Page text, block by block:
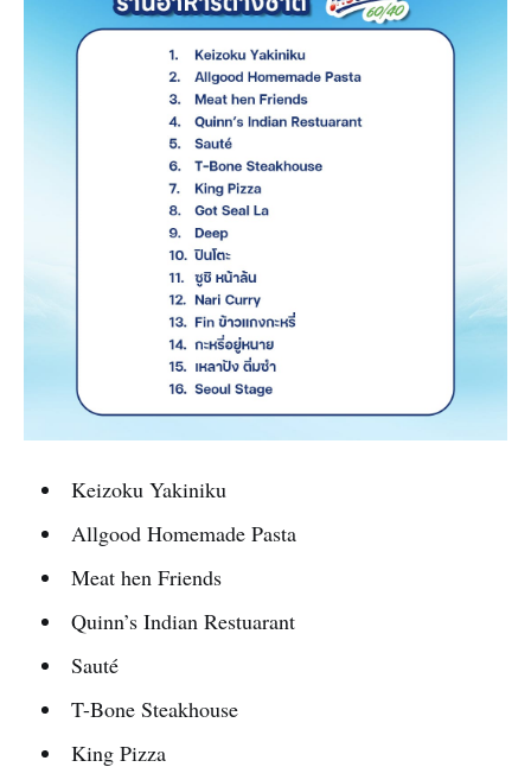
Keizoku Yakiniku
Allgood Homemade Pasta
Meat hen Friends
Quinn’s Indian Restuarant
Sauté
T-Bone Steakhouse
King Pizza